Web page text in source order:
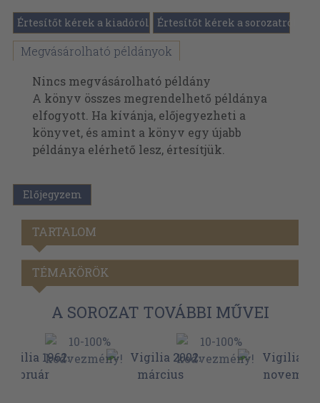
Értesítőt kérek a kiadóról Értesítőt kérek a sorozatról
Megvásárolható példányok
Nincs megvásárolható példány
A könyv összes megrendelhető példánya
elfogyott. Ha kívánja, előjegyezheti a
könyvet, és amint a könyv egy újabb
példánya elérhető lesz, értesítjük.
Előjegyzem
TARTALOM
TÉMAKÖRÖK
A SOROZAT TOVÁBBI MŰVEI